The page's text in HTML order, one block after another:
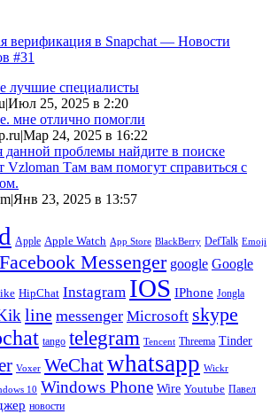
верификация в Snapchat — Новости
#31
лучшие специалисты
|Июл 25, 2025 в 2:20
мне отлично помогли
|Мар 24, 2025 в 16:22
данной проблемы найдите в поиске
Vzloman Там вам помогут справиться с
|Янв 23, 2025 в 13:57
Apple Apple Watch App Store BlackBerry DefTalk Emoji
Facebook Messenger google Google
HipChat Instagram IOS IPhone Jongla
line messenger Microsoft skype
tango telegram Tencent Threema Tinder
Voxer WeChatwhatsapp Wickr
10 Windows Phone Wire Youtube Павел
новости